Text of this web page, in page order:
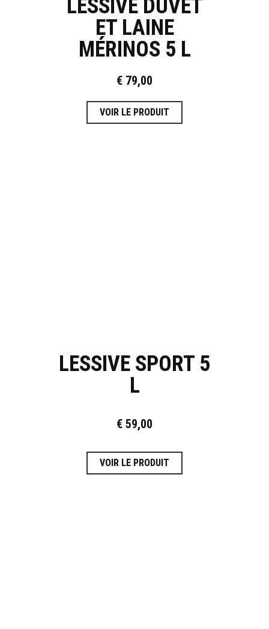
LESSIVE DUVET
ET LAINE
MÉRINOS 5 L
€ 79,00
VOIR LE PRODUIT
LESSIVE SPORT 5
L
€ 59,00
VOIR LE PRODUIT